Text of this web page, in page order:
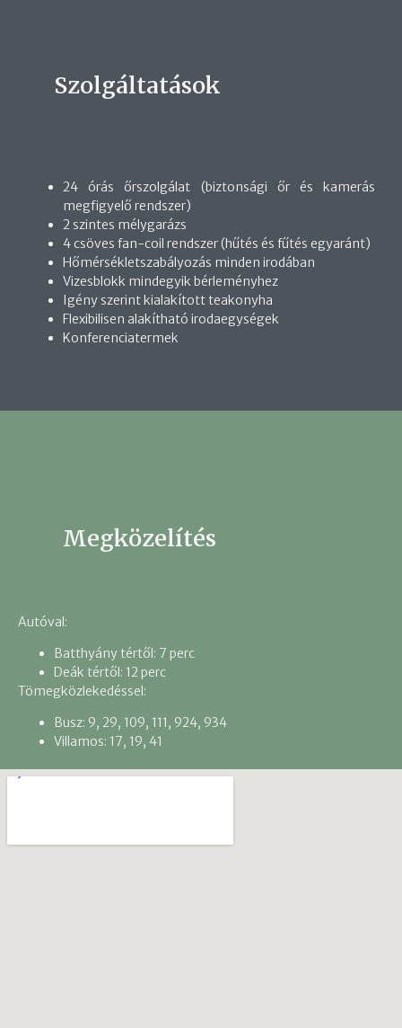
Szolgáltatások
24 órás őrszolgálat (biztonsági őr és kamerás
megfigyelő rendszer)
2 szintes mélygarázs
4 csöves fan-coil rendszer (hűtés és fűtés egyaránt)
Hőmérsékletszabályozás minden irodában
Vizesblokk mindegyik bérleményhez
Igény szerint kialakított teakonyha
Flexibilisen alakítható irodaegységek
Konferenciatermek
Megközelítés
Autóval:
Batthyány tértől: 7 perc
Deák tértől: 12 perc
Tömegközlekedéssel:
Busz: 9, 29, 109, 111, 924, 934
Villamos: 17, 19, 41